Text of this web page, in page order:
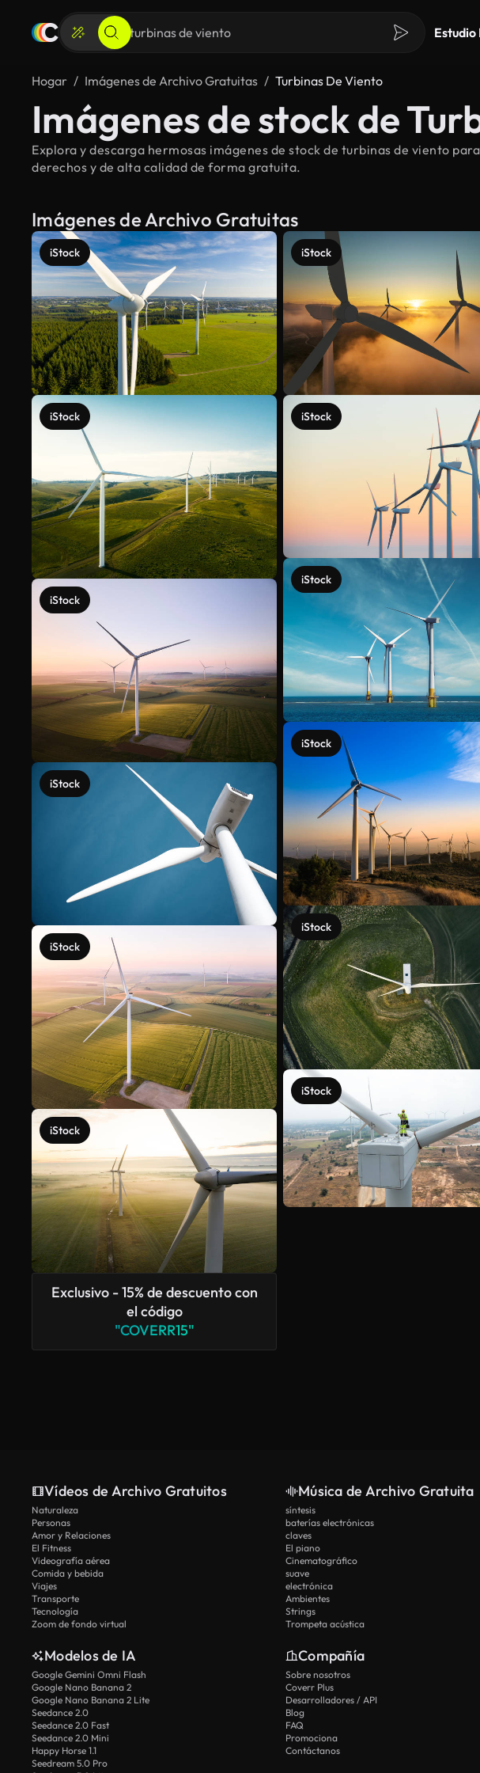
Estudio
Hogar Imágenes de Archivo Gratuitas Turbinas De Viento
Imágenes de stock de
Explora y descarga hermosas imágenes de stock de turbinas de viento
derechos y de alta calidad de forma gratuita.
Imágenes de Archivo Gratuitas
iStock
iStock
iStock
iStock
iStock
iStock
Exclusivo - 15% de descuento con
el código
"COVERR15"
iStock
iStock
iStock
iStock
iStock
iStock
Vídeos de Archivo Gratuitos
Naturaleza
Personas
Amor y Relaciones
El Fitness
Videografía aérea
Comida y bebida
Viajes
Transporte
Tecnología
Zoom de fondo virtual
Música de Archivo Gratuita
síntesis
baterías electrónicas
claves
El piano
Cinematográfico
suave
electrónica
Ambientes
Strings
Trompeta acústica
Modelos de IA
Google Gemini Omni Flash
Google Nano Banana 2
Google Nano Banana 2 Lite
Seedance 2.0
Seedance 2.0 Fast
Seedance 2.0 Mini
Happy Horse 1.1
Seedream 5.0 Pro
Compañía
Sobre nosotros
Coverr Plus
Desarrolladores / API
Blog
FAQ
Promociona
Contáctanos